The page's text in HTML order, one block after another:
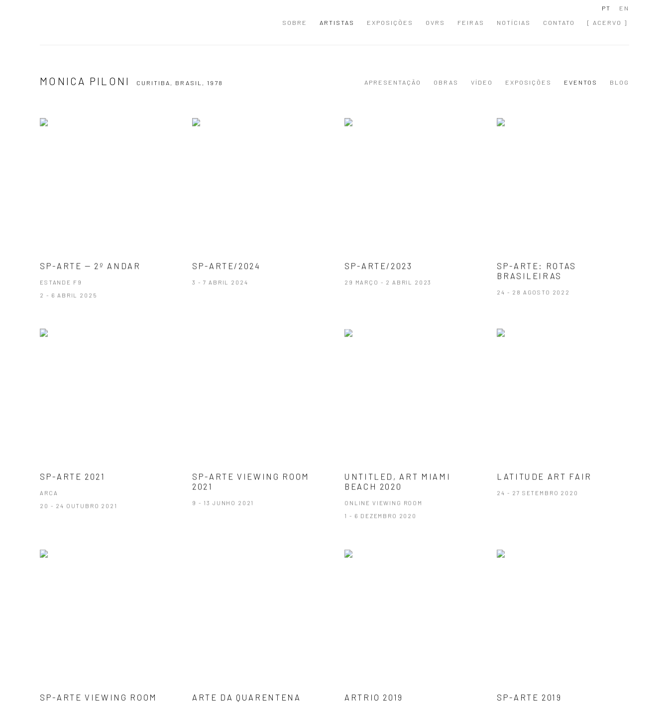
SOBRE ARTISTAS EXPOSIÇÕES OVRS FEIRAS NOTÍCIAS CONTATO [ ACERVO ]
PT EN
MONICA PILONI CURITIBA, BRASIL,1978 APRESENTAÇÃO OBRAS VÍDEO EXPOSIÇÕES EVENTOS BLOG
SP-ARTE — 2º ANDAR
ESTANDE F9
2 - 6 ABRIL 2025
SP-ARTE/2024
3 - 7 ABRIL 2024
SP-ARTE/2023
29 MARÇO - 2 ABRIL 2023
SP-ARTE: ROTAS
BRASILEIRAS
24 - 28 AGOSTO 2022
SP-ARTE 2021
ARCA
20 - 24 OUTUBRO 2021
SP-ARTE VIEWING ROOM
2021
9 - 13 JUNHO 2021
UNTITLED, ART MIAMI
BEACH 2020
ONLINE VIEWING ROOM
1 - 6 DEZEMBRO 2020
LATITUDE ART FAIR
24 - 27 SETEMBRO 2020
SP-ARTE VIEWING ROOM ARTE DA QUARENTENA ARTRIO 2019 SP-ARTE 2019